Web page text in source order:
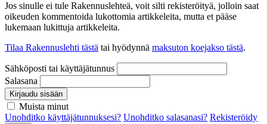
Jos sinulle ei tule Rakennuslehteä, voit silti rekisteröityä, jolloin saat
oikeuden kommentoida lukottomia artikkeleita, mutta et pääse
lukemaan lukittuja artikkeleita.
Tilaa Rakennuslehti tästä tai hyödynnä maksuton koejakso tästä.
Sähköposti tai käyttäjätunnus
Salasana
Kirjaudu sisään
Muista minut
Unohditko käyttäjätunnuksesi? Unohditko salasanasi? Rekisteröidy